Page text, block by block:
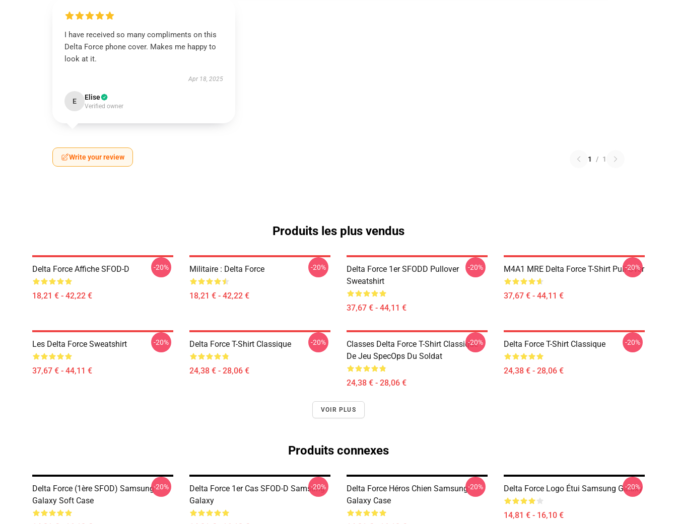
I have received so many compliments on this
Delta Force phone cover. Makes me happy to
look at it.
Apr 18, 2025
E Elise
Verified owner
Write your review 1 / 1
Produits les plus vendus
Delta Force Affiche SFOD-D
18,21 € - 42,22 €
-20% Militaire : Delta Force
18,21 € - 42,22 €
-20%
Delta Force 1er SFODD Pullover
Sweatshirt
37,67 € - 44,11 €
-20% M4A1 MRE Delta Force T-Shirt Pull-Over
37,67 € - 44,11 €
-20%
Les Delta Force Sweatshirt
37,67 € - 44,11 €
-20% Delta Force T-Shirt Classique
24,38 € - 28,06 €
-20%
Classes Delta Force T-Shirt Classique
De Jeu SpecOps Du Soldat
24,38 € - 28,06 €
-20% Delta Force T-Shirt Classique
24,38 € - 28,06 €
-20%
VOIR PLUS
Produits connexes
Delta Force (1ère SFOD) Samsung
Galaxy Soft Case
-20%
Delta Force 1er Cas SFOD-D Samsung
Galaxy
-20%
Delta Force Héros Chien Samsung
Galaxy Case
-20% Delta Force Logo Étui Samsung Galaxy
14,81 € - 16,10 €
-20%